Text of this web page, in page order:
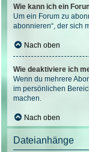
Wie kann ich ein
Um ein Forum zu
abonnieren“, der sich
Nach oben
Wie deaktiviere ich
Wenn du mehrere
im persönlichen
machen.
Nach oben
Dateianhänge